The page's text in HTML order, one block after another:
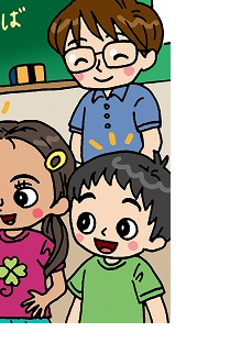
大学入学共通テスト利用選抜の
募集要項＆願書
求
大学院の資料請求
大学入学共通テスト「受験案
内」の請求
高等学校卒業程度認定試験